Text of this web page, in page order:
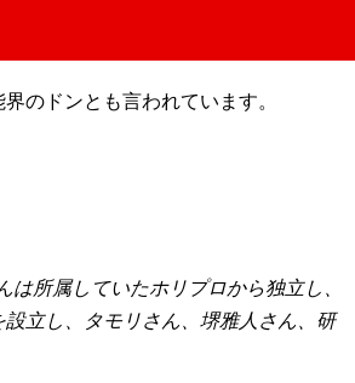
のドンとも言われています。
所属していたホリプロから独立し、
立し、タモリさん、堺雅人さん、研